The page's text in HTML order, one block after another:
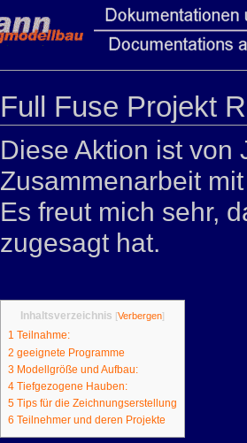
Full Fuse Projekt
Diese Aktion ist von
Zusammenarbeit
Es freut mich sehr,
zugesagt hat.
Inhaltsverzeichnis [Verbergen]
1 Teilnahme:
2 geeignete Programme
3 Modellgröße und Aufbau:
4 Tiefgezogene Hauben:
5 Tips für die Zeichnungserstellung
6 Teilnehmer und deren Projekte